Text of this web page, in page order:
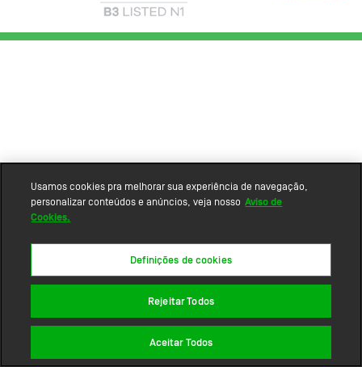
Usamos cookies pra melhorar sua experiência de navegação,
personalizar conteúdos e anúncios, veja nosso Aviso de
Cookies.
Definições de cookies
Rejeitar Todos
Aceitar Todos